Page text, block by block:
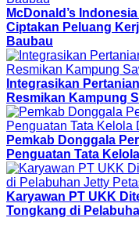
McDonald’s
Ciptakan Peluang
Baubau
Integrasikan
Resmikan Kampung
Pemkab Donggala
Penguatan Tata
Karyawan PT UKK
Tongkang di